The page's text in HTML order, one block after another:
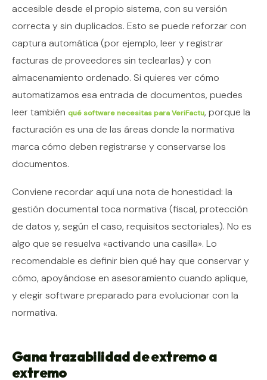
accesible desde el propio sistema, con su versión
correcta y sin duplicados. Esto se puede reforzar con
captura automática (por ejemplo, leer y registrar
facturas de proveedores sin teclearlas) y con
almacenamiento ordenado. Si quieres ver cómo
automatizamos esa entrada de documentos, puedes
leer también qué software necesitas para VeriFactu, porque la
facturación es una de las áreas donde la normativa
marca cómo deben registrarse y conservarse los
documentos.
Conviene recordar aquí una nota de honestidad: la
gestión documental toca normativa (fiscal, protección
de datos y, según el caso, requisitos sectoriales). No es
algo que se resuelva «activando una casilla». Lo
recomendable es definir bien qué hay que conservar y
cómo, apoyándose en asesoramiento cuando aplique,
y elegir software preparado para evolucionar con la
normativa.
Gana trazabilidad de extremo a
extremo